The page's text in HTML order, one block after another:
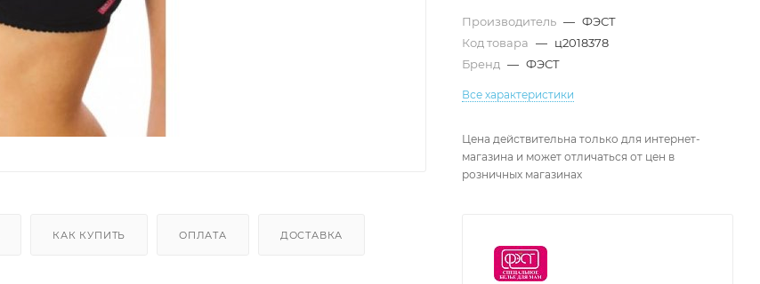
КАК КУПИТЬ ОПЛАТА ДОСТАВКА
Производитель — ФЭСТ
Код товара — ц2018378
Бренд — ФЭСТ
Все характеристики
Цена действительна только для интернет-
магазина и может отличаться от цен в
розничных магазинах